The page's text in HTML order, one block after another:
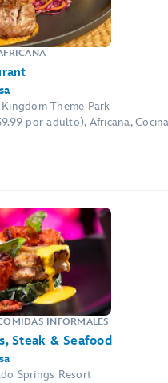
Theme Park
por adulto), Africana,
INFORMALES
Steak & Seafood
Springs Resort